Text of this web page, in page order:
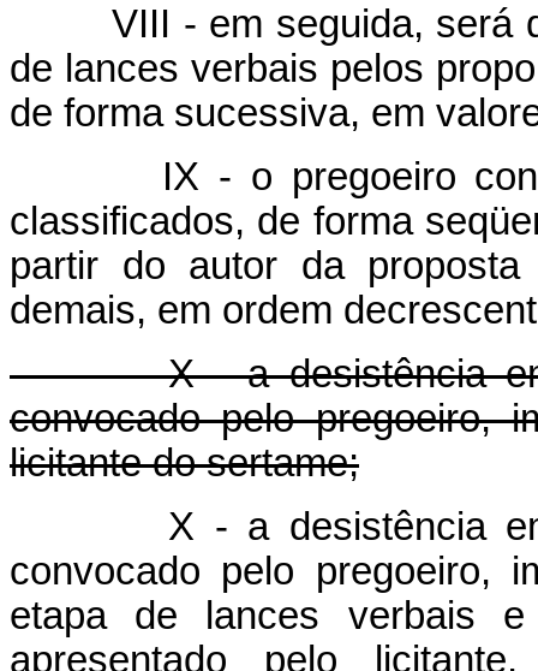
VIII - em seguida, será
de lances verbais pelos
de forma sucessiva, em
IX - o pregoeiro
classificados, de forma
partir do autor da
demais, em ordem
X - a desistência em
convocado pelo pregoeiro,
licitante do sertame;
X - a desistência
convocado pelo pregoeiro,
etapa de lances verbais
apresentado pelo